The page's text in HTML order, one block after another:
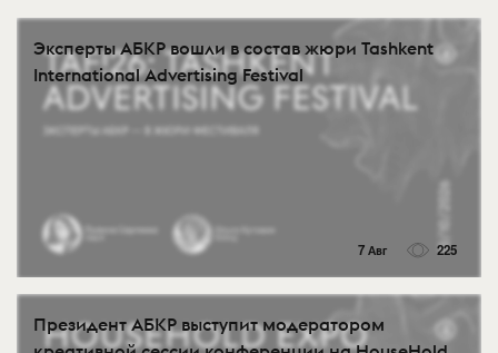
Эксперты АБКР вошли в состав жюри Tashkent
International Advertising Festival
7 Авг 225
Президент АБКР выступит модератором